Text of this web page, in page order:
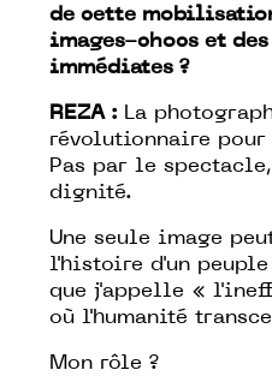
de cette
images-chocs et
immédiates ?
REZA : La
révolutionnaire pour
Pas par le
dignité.
Une seule image
l'histoire d'un
que j'appelle «
où l'humanité
Mon rôle ?